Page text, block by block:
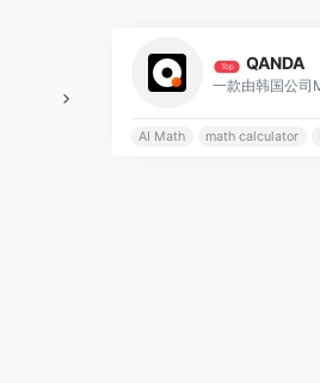
Top QANDA
AI Math math calculator